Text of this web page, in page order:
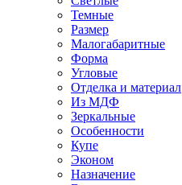
Темные
Размер
Малогабаритные
Форма
Угловые
Отделка и материал
Из МДФ
Зеркальные
Особенности
Купе
Эконом
Назначение